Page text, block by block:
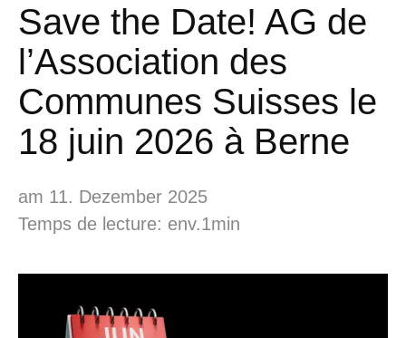
Save the Date! AG de
l’Association des
Communes Suisses le
18 juin 2026 à Berne
am 11. Dezember 2025
Temps de lecture: env.1min